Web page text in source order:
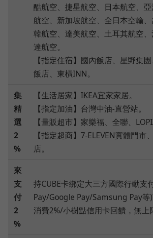
酷航空、捷星航空、日本航空、
航空、新加坡航空、全日本空輸
韓航空、達美航空、土耳其航空
達航空。
【指定住宿】國內飯店、星野集
飯店、東橫INN。
集
精
選
2
%
【生活居家】IKEA宜家家居。
【指定加油】台灣中油-直營站。
【量販超市】家樂福、全聯、
【指定超商】7-ELEVEN實體門市
店。
來
支
付
2
%
持CUBE卡綁定大三方國際行動支
Pay/Google Pay/Samsung Pay等
消費2%/小樹點信用卡回饋，無上